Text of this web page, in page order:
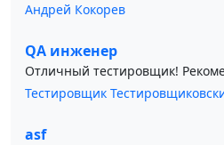
Андрей Кокорев
QA инженер
Отличный тестировщик!
Тестировщик
asf